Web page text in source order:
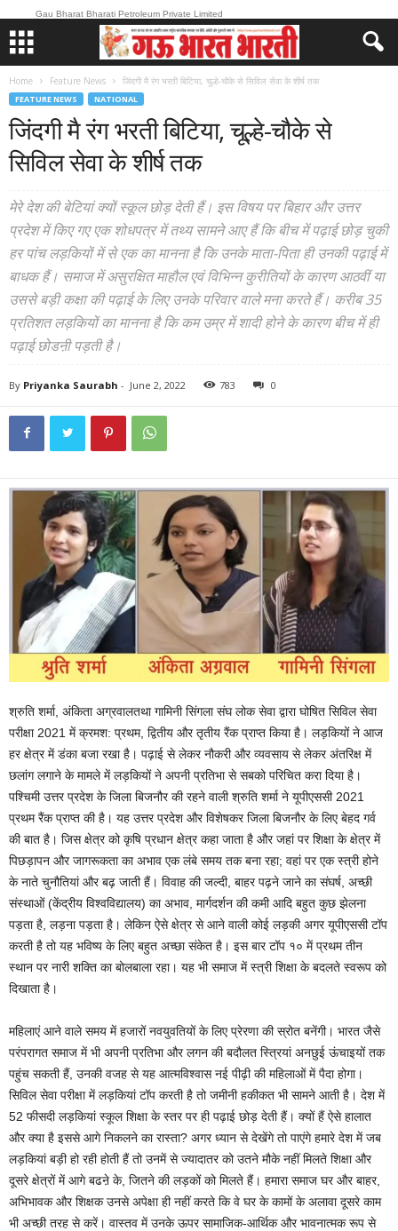
Gau Bharat Bharati Petroleum Private Limited
Home Feature News जिंदगी मै रंग भरती बिटिया, चूल्हे-चौके से सिविल सेवा के शीर्ष तक
FEATURE NEWS NATIONAL
जिंदगी मै रंग भरती बिटिया, चूल्हे-चौके से
सिविल सेवा के शीर्ष तक
मेरे देश की बेटियां क्यों स्कूल छोड़ देती हैं। इस विषय पर बिहार और उत्तर
प्रदेश में किए गए एक शोधपत्र में तथ्य सामने आए हैं कि बीच में पढ़ाई छोड़ चुकी
हर पांच लड़कियों में से एक का मानना है कि उनके माता-पिता ही उनकी पढ़ाई में
बाधक हैं। समाज में असुरक्षित माहौल एवं विभिन्न कुरीतियों के कारण आठवीं या
उससे बड़ी कक्षा की पढ़ाई के लिए उनके परिवार वाले मना करते हैं। करीब 35
प्रतिशत लड़कियों का मानना है कि कम उम्र में शादी होने के कारण बीच में ही
पढ़ाई छोडऩी पड़ती है।
By Priyanka Saurabh - June 2, 2022 783 0
श्रुति शर्मा, अंकिता अग्रवालतथा गामिनी सिंगला संघ लोक सेवा द्वारा घोषित सिविल सेवा
परीक्षा 2021 में क्रमश: प्रथम, द्वितीय और तृतीय रैंक प्राप्त किया है। लड़कियों ने आज
हर क्षेत्र में डंका बजा रखा है। पढ़ाई से लेकर नौकरी और व्यवसाय से लेकर अंतरिक्ष में
छलांग लगाने के मामले में लड़कियों ने अपनी प्रतिभा से सबको परिचित करा दिया है।
पश्चिमी उत्तर प्रदेश के जिला बिजनौर की रहने वाली श्रुति शर्मा ने यूपीएससी 2021
प्रथम रैंक प्राप्त की है। यह उत्तर प्रदेश और विशेषकर जिला बिजनौर के लिए बेहद गर्व
की बात है। जिस क्षेत्र को कृषि प्रधान क्षेत्र कहा जाता है और जहां पर शिक्षा के क्षेत्र में
पिछड़ापन और जागरूकता का अभाव एक लंबे समय तक बना रहा; वहां पर एक स्त्री होने
के नाते चुनौतियां और बढ़ जाती हैं। विवाह की जल्दी, बाहर पढ़ने जाने का संघर्ष‌, अच्छी
संस्थाओं (केंद्रीय विश्वविद्यालय) का अभाव, मार्गदर्शन की कमी आदि बहुत कुछ झेलना
पड़ता है, लड़ना पड़ता है। लेकिन ऐसे क्षेत्र से आने वाली कोई लड़की अगर यूपीएससी टॉप
करती है तो यह भविष्य के लिए बहुत अच्छा संकेत है। इस बार टॉप १० में प्रथम तीन
स्थान पर नारी शक्ति का बोलबाला रहा। यह भी समाज में स्त्री शिक्षा के बदलते स्वरूप को
दिखाता है।
महिलाएं आने वाले समय में हजारों नवयुवतियों के लिए प्रेरणा की स्रोत बनेंगी। भारत जैसे
परंपरागत समाज में भी अपनी प्रतिभा और लगन की बदौलत स्त्रियां अनछुई ऊंचाइयों तक
पहुंच सकती हैं, उनकी वजह से यह आत्मविश्वास नई पीढ़ी की महिलाओं में पैदा होगा।
सिविल सेवा परीक्षा में लड़कियां टॉप करती है तो जमीनी हकीकत भी सामने आती है। देश में
52 फीसदी लड़कियां स्कूल शिक्षा के स्तर पर ही पढ़ाई छोड़ देती हैं। क्यों हैं ऐसे हालात
और क्या है इससे आगे निकलने का रास्ता? अगर ध्यान से देखेंगे तो पाएंगे हमारे देश में जब
लड़कियां बड़ी हो रही होती हैं तो उनमें से ज्यादातर को उतने मौके नहीं मिलते शिक्षा और
दूसरे क्षेत्रों में आगे बढऩे के, जितने की लड़कों को मिलते हैं। हमारा समाज घर और बाहर,
अभिभावक और शिक्षक उनसे अपेक्षा ही नहीं करते कि वे घर के कामों के अलावा दूसरे काम
भी अच्छी तरह से करें। वास्तव में उनके ऊपर सामाजिक-आर्थिक और भावनात्मक रूप से